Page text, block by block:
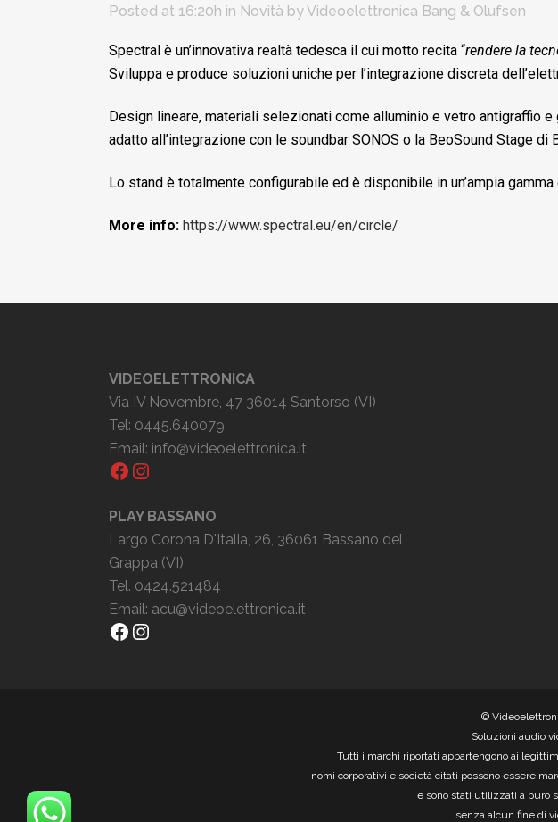
Posted at 16:20h in Novità byVideoelettronica Bang & Olufsen
Spectral è un’innovativa realtà tedesca il cui motto recita “rendere la
Sviluppa e produce soluzioni uniche per l’integrazione discreta
Design lineare, materiali selezionati come alluminio e vetro antigraffio
adatto all’integrazione con le soundbar SONOS o la BeoSound Stage di
Lo stand è totalmente configurabile ed è disponibile in un’ampia gamma
More info: https://www.spectral.eu/en/circle/
VIDEOELETTRONICA
Via IV Novembre, 47 36014 Santorso (VI)
Tel: 0445.640079
Email: info@videoelettronica.it
Facebook
Instagram
PLAY BASSANO
Largo Corona D'Italia, 26, 36061 Bassano del
Grappa (VI)
Tel. 0424.521484
Email: acu@videoelettronica.it
Facebook
Instagram
©
Soluzioni audio
Tutti i marchi riportati appartengono ai
nomi corporativi e società citati possono essere
e sono stati utilizzati a puro
senza alcun fine di